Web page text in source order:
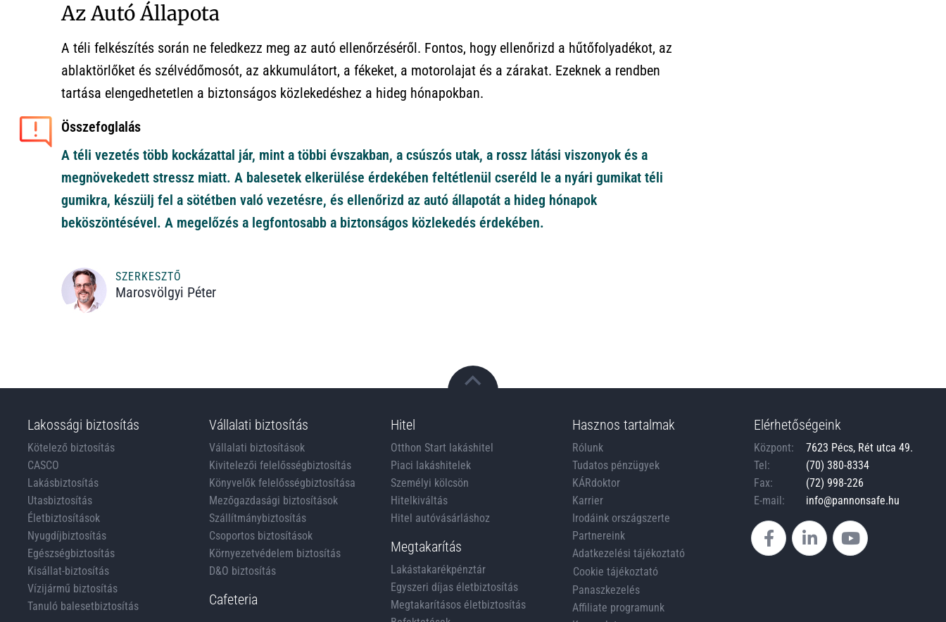
Az Autó Állapota
A téli felkészítés során ne feledkezz meg az autó ellenőrzéséről. Fontos, hogy ellenőrizd a hűtőfolyadékot, az
ablaktörlőket és szélvédőmosót, az akkumulátort, a fékeket, a motorolajat és a zárakat. Ezeknek a rendben
tartása elengedhetetlen a biztonságos közlekedéshez a hideg hónapokban.
Összefoglalás
A téli vezetés több kockázattal jár, mint a többi évszakban, a csúszós utak, a rossz látási viszonyok és a
megnövekedett stressz miatt. A balesetek elkerülése érdekében feltétlenül cseréld le a nyári gumikat téli
gumikra, készülj fel a sötétben való vezetésre, és ellenőrizd az autó állapotát a hideg hónapok
beköszöntésével. A megelőzés a legfontosabb a biztonságos közlekedés érdekében.
SZERKESZTŐ
Marosvölgyi Péter
Lakossági biztosítás
Kötelező biztosítás
CASCO
Lakásbiztosítás
Utasbiztosítás
Életbiztosítások
Nyugdíjbiztosítás
Egészségbiztosítás
Kisállat-biztosítás
Vízijármű biztosítás
Tanuló balesetbiztosítás
Vállalati biztosítás
Vállalati biztosítások
Kivitelezői felelősségbiztosítás
Könyvelők felelősségbiztosítása
Mezőgazdasági biztosítások
Szállítmánybiztosítás
Csoportos biztosítások
Környezetvédelem biztosítás
D&O biztosítás
Cafeteria
Hitel
Otthon Start lakáshitel
Piaci lakáshitelek
Személyi kölcsön
Hitelkiváltás
Hitel autóvásárláshoz
Megtakarítás
Lakástakarékpénztár
Egyszeri díjas életbiztosítás
Megtakarításos életbiztosítás
Hasznos tartalmak
Rólunk
Tudatos pénzügyek
KÁRdoktor
Karrier
Irodáink országszerte
Partnereink
Adatkezelési tájékoztató
Cookie tájékoztató
Panaszkezelés
Affiliate programunk
Elérhetőségeink
Központ:
7623 Pécs, Rét utca 49.
Tel:
(70) 380-8334
Fax:
(72) 998-226
E-mail:
info@pannonsafe.hu